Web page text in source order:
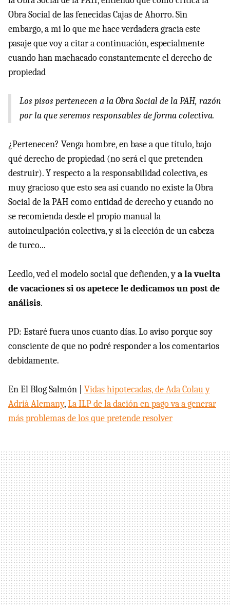
Obra Social de las fenecidas Cajas de Ahorro. Sin
embargo, a mi lo que me hace verdadera gracia este
pasaje que voy a citar a continuación, especialmente
cuando han machacado constantemente el derecho de
propiedad
Los pisos pertenecen a la Obra Social de la PAH, razón
por la que seremos responsables de forma colectiva.
¿Pertenecen? Venga hombre, en base a que título, bajo
qué derecho de propiedad (no será el que pretenden
destruir). Y respecto a la responsabilidad colectiva, es
muy gracioso que esto sea así cuando no existe la Obra
Social de la PAH como entidad de derecho y cuando no
se recomienda desde el propio manual la
autoinculpación colectiva, y si la elección de un cabeza
de turco...
Leedlo, ved el modelo social que defienden, ya la vuelta
de vacaciones si os apetece le dedicamos un post de
análisis.
PD: Estaré fuera unos cuanto días. Lo aviso porque soy
consciente de que no podré responder a los comentarios
debidamente.
En El Blog Salmón | Vidas hipotecadas, de Ada Colau y
Adrià Alemany,La ILP de la dación en pago va a generar
más problemas de los que pretende resolver